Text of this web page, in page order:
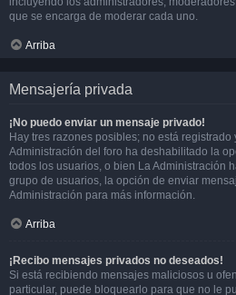
que se encarga de moderar cada uno.
Arriba
Mensajería privada
¡No puedo enviar un mensaje privado!
Hay tres razones posibles; no está registrado
Administración del foro ha deshabilitado la
todos los usuarios, o bien La Administración
grupo de usuarios, la opción de enviar
Administración para más información.
Arriba
¡Recibo mensajes privados no deseados!
Si está recibiendo mensajes maliciosos u
particular, puede bloquearlo para que no le